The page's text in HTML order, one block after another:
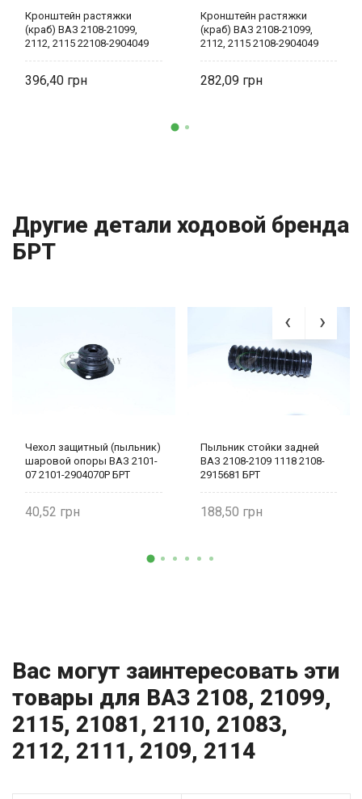
Кронштейн растяжки
(краб) ВАЗ 2108-21099,
2112, 2115 22108-2904049
396,40
Кронштейн растяжки
(краб) ВАЗ 2108-21099,
2112, 2115 2108-2904049
282,09
Другие детали ходовой бренда
БРТ
Чехол защитный (пыльник)
шаровой опоры ВАЗ 2101-
07 2101-2904070Р БРТ
40,52
Пыльник стойки задней
ВАЗ 2108-2109 1118 2108-
2915681 БРТ
188,50
Вас могут заинтересовать эти
товары для ВАЗ 2108, 21099,
2115, 21081, 2110, 21083,
2112, 2111, 2109, 2114